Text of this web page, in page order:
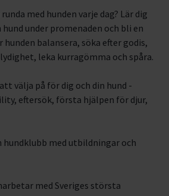
med hunden varje dag? Lär dig
under promenaden och bli en
balansera, söka efter godis,
leka kurragömma och spåra.
välja på för dig och din hund -
eftersök, första hjälpen för djur,
hundklubb med utbildningar och
med Sveriges största